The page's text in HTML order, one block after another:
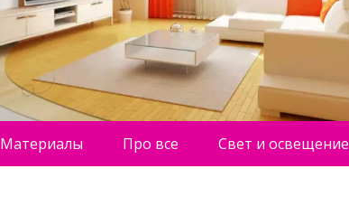
Материалы Про все Свет и освещение